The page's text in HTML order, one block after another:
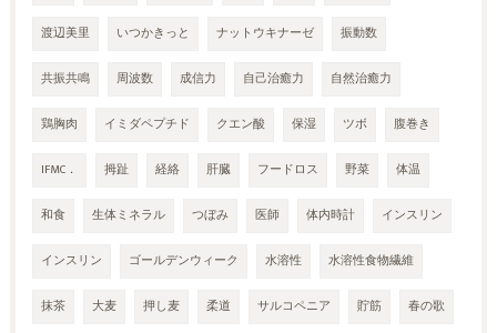
渡辺美里 いつかきっと ナットウキナーゼ 振動数
共振共鳴 周波数 成信力 自己治癒力 自然治癒力
鶏胸肉 イミダペプチド クエン酸 保湿 ツボ 腹巻き
IFMC． 拇趾 経絡 肝臓 フードロス 野菜 体温
和食 生体ミネラル つぼみ 医師 体内時計 インスリン
インスリン ゴールデンウィーク 水溶性 水溶性食物繊維
抹茶 大麦 押し麦 柔道 サルコペニア 貯筋 春の歌